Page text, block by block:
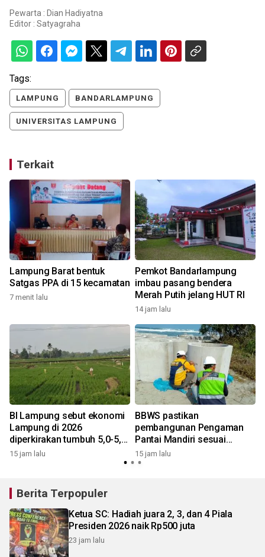
Pewarta : Dian Hadiyatna
Editor : Satyagraha
Tags:
LAMPUNG BANDARLAMPUNG
UNIVERSITAS LAMPUNG
Terkait
Lampung Barat bentuk
Satgas PPA di 15 kecamatan
7 menit lalu
Pemkot Bandarlampung
imbau pasang bendera
Merah Putih jelang HUT RI
14 jam lalu
BI Lampung sebut ekonomi
Lampung di 2026
diperkirakan tumbuh 5,0-5,6
persen
15 jam lalu
BBWS pastikan
pembangunan Pengaman
Pantai Mandiri sesuai
standar mutu
15 jam lalu
Berita Terpopuler
Ketua SC: Hadiah juara 2, 3, dan 4 Piala
Presiden 2026 naik Rp500 juta
23 jam lalu